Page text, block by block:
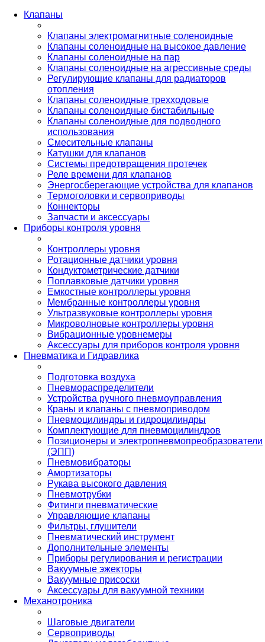
Клапаны
Клапаны электромагнитные соленоидные
Клапаны соленоидные на высокое давление
Клапаны соленоидные на пар
Клапаны соленоидные на агрессивные среды
Регулирующие клапаны для радиаторов
отопления
Клапаны соленоидные трехходовые
Клапаны соленоидные бистабильные
Клапаны соленоидные для подводного
использования
Смесительные клапаны
Катушки для клапанов
Системы предотвращения протечек
Реле времени для клапанов
Энергосберегающие устройства для клапанов
Термоголовки и сервоприводы
Коннекторы
Запчасти и аксессуары
Приборы контроля уровня
Контроллеры уровня
Ротационные датчики уровня
Кондуктометрические датчики
Поплавковые датчики уровня
Емкостные контроллеры уровня
Мембранные контроллеры уровня
Ультразвуковые контроллеры уровня
Микроволновые контроллеры уровня
Вибрационные уровнемеры
Аксессуары для приборов контроля уровня
Пневматика и Гидравлика
Подготовка воздуха
Пневмораспределители
Устройства ручного пневмоуправления
Краны и клапаны с пневмоприводом
Пневмоцилиндры и гидроцилиндры
Комплектующие для пневмоцилиндров
Позиционеры и электропневмопреобразователи
(ЭПП)
Пневмовибраторы
Амортизаторы
Рукава высокого давления
Пневмотрубки
Фитинги пневматические
Управляющие клапаны
Фильтры, глушители
Пневматический инструмент
Дополнительные элементы
Приборы регулирования и регистрации
Вакуумные эжекторы
Вакуумные присоски
Аксессуары для вакуумной техники
Механотроника
Шаговые двигатели
Сервоприводы